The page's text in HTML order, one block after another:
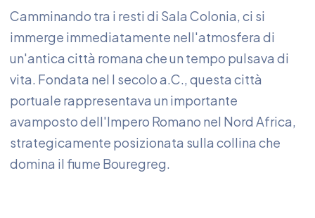
Camminando tra i resti di Sala Colonia, ci si
immerge immediatamente nell'atmosfera di
un'antica città romana che un tempo pulsava di
vita. Fondata nel I secolo a.C., questa città
portuale rappresentava un importante
avamposto dell'Impero Romano nel Nord Africa,
strategicamente posizionata sulla collina che
domina il fiume Bouregreg.